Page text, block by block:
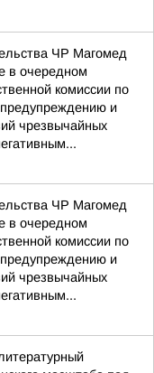
ЧР Магомед
в очередном
комиссии по
и
чрезвычайных
ЧР Магомед
в очередном
комиссии по
и
чрезвычайных